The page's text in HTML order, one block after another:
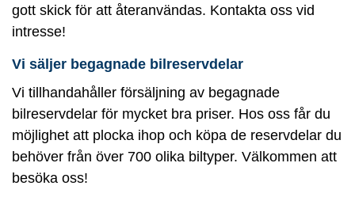
gott skick för att återanvändas. Kontakta oss vid
intresse!
Vi säljer begagnade bilreservdelar
Vi tillhandahåller försäljning av begagnade
bilreservdelar för mycket bra priser. Hos oss får du
möjlighet att plocka ihop och köpa de reservdelar du
behöver från över 700 olika biltyper. Välkommen att
besöka oss!